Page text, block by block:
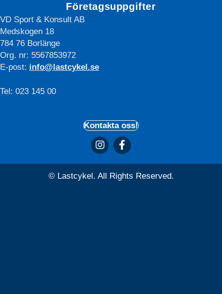
Företagsuppgifter
VD Sport & Konsult AB
Medskogen 18
784 76 Borlänge
Org. nr: 5567853972
E-post: info@lastcykel.se
Tel: 023 145 00
Kontakta oss!
© Lastcykel. All Rights Reserved.